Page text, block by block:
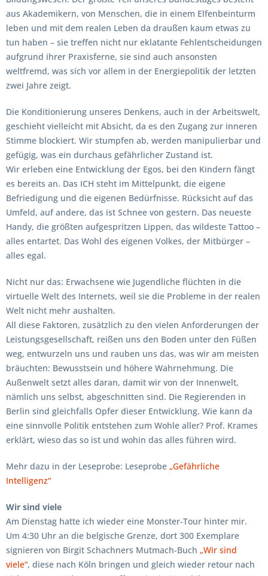
aus Akademikern, von Menschen, die in einem Elfenbeinturm
leben und mit dem realen Leben da draußen kaum etwas zu
tun haben – sie treffen nicht nur eklatante Fehlentscheidungen
aufgrund ihrer Praxisferne, sie sind auch ansonsten
weltfremd, was sich vor allem in der Energiepolitik der letzten
zwei Jahre zeigt.
Die Konditionierung unseres Denkens, auch in der Arbeitswelt,
geschieht vielleicht mit Absicht, da es den Zugang zur inneren
Stimme blockiert. Wir stumpfen ab, werden manipulierbar und
gefügig, was ein durchaus gefährlicher Zustand ist.
Wir erleben eine Entwicklung der Egos, bei den Kindern fängt
es bereits an. Das ICH steht im Mittelpunkt, die eigene
Befriedigung und die eigenen Bedürfnisse. Rücksicht auf das
Umfeld, auf andere, das ist Schnee von gestern. Das neueste
Handy, die größten aufgespritzen Lippen, das wildeste Tattoo –
alles entartet. Das Wohl des eigenen Volkes, der Mitbürger –
alles egal.
Nicht nur das: Erwachsene wie Jugendliche flüchten in die
virtuelle Welt des Internets, weil sie die Probleme in der realen
Welt nicht mehr aushalten.
All diese Faktoren, zusätzlich zu den vielen Anforderungen der
Leistungsgesellschaft, reißen uns den Boden unter den Füßen
weg, entwurzeln uns und rauben uns das, was wir am meisten
bräuchten: Bewusstsein und höhere Wahrnehmung. Die
Außenwelt setzt alles daran, damit wir von der Innenwelt,
nämlich uns selbst, abgeschnitten sind. Die Regierenden in
Berlin sind gleichfalls Opfer dieser Entwicklung. Wie kann da
eine sinnvolle Politik entstehen zum Wohle aller? Prof. Krames
erklärt, wieso das so ist und wohin das alles führen wird.
Mehr dazu in der Leseprobe: Leseprobe „Gefährliche
Intelligenz“
Wir sind viele
Am Dienstag hatte ich wieder eine Monster-Tour hinter mir.
Um 4:30 Uhr an die belgische Grenze, dort 300 Exemplare
signieren von Birgit Schachners Mutmach-Buch „Wir sind
viele“, diese nach Köln bringen und gleich wieder retour nach